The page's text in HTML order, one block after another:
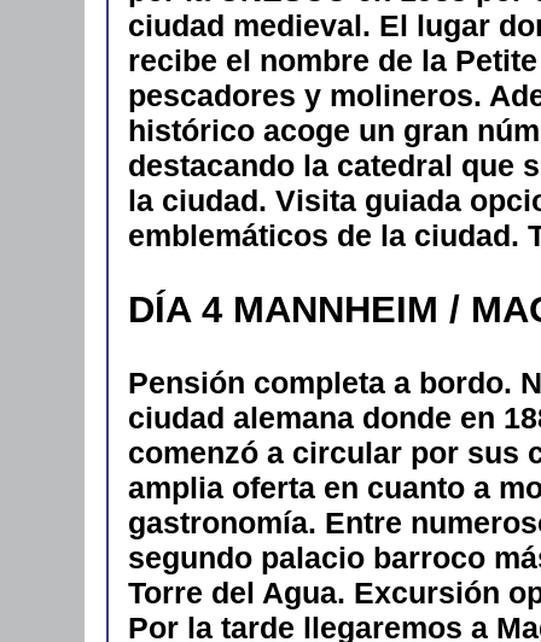
ciudad medieval. El lugar
recibe el nombre de la
pescadores y molineros.
histórico acoge un gran
destacando la catedral que
la ciudad. Visita guiada
emblemáticos de la ciudad.
DÍA 4 MANNHEIM /
Pensión completa a bordo.
ciudad alemana donde en
comenzó a circular por sus
amplia oferta en cuanto a
gastronomía. Entre
segundo palacio barroco
Torre del Agua. Excursión
Por la tarde llegaremos a